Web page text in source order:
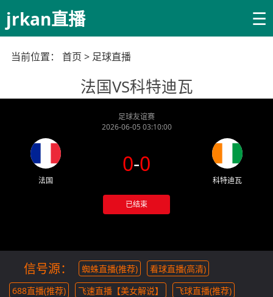
jrkan直播 ☰
当前位置： 首页 > 足球直播
法国VS科特迪瓦
足球友谊赛
2026-06-05 03:10:00
法国
0-0
已结束
科特迪瓦
信号源： 蜘蛛直播(推荐)
看球直播(高清)
688直播(推荐)
飞速直播【美女解说】
飞球直播(推荐)